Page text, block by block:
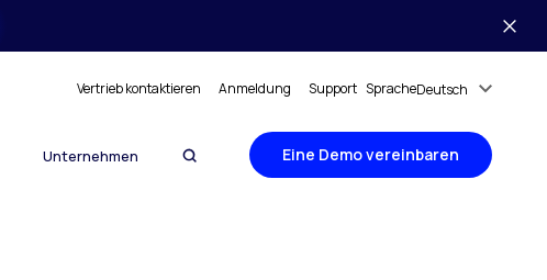
Vertrieb kontaktieren Anmeldung Support SpracheDeutsch
Unternehmen Eine Demo vereinbaren